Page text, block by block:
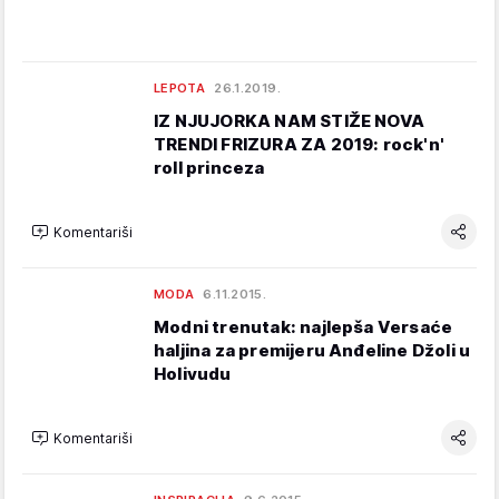
LEPOTA 26.1.2019.
IZ NJUJORKA NAM STIŽE NOVA
TRENDI FRIZURA ZA 2019: rock'n'
roll princeza
Komentariši
MODA 6.11.2015.
Modni trenutak: najlepša Versaće
haljina za premijeru Anđeline Džoli u
Holivudu
Komentariši